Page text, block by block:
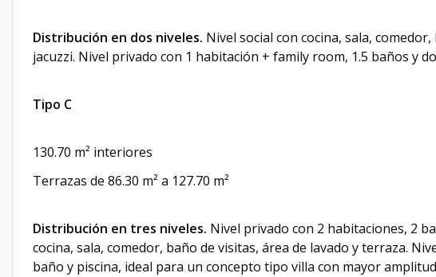
Distribución en dos niveles. Nivel social con cocina, sala,
jacuzzi. Nivel privado con 1 habitación + family room, 1.5 baños y
Tipo C
130.70 m² interiores
Terrazas de 86.30 m² a 127.70 m²
Distribución en tres niveles. Nivel privado con 2 habitaciones, 2
cocina, sala, comedor, baño de visitas, área de lavado y terraza.
baño y piscina, ideal para un concepto tipo villa con mayor